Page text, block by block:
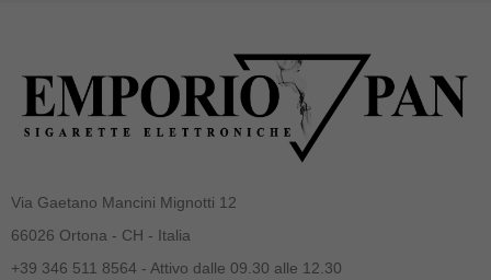
Via Gaetano Mancini Mignotti 12
66026 Ortona - CH - Italia
+39 346 511 8564 - Attivo dalle 09.30 alle 12.30